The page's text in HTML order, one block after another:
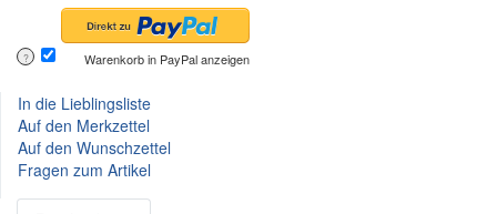
? Warenkorb in PayPal anzeigen
In die Lieblingsliste
Auf den Merkzettel
Auf den Wunschzettel
Fragen zum Artikel